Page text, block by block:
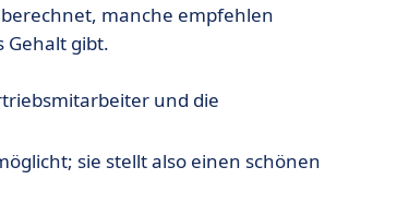
manche empfehlen
Gehalt gibt.
und die
sie stellt also einen schönen